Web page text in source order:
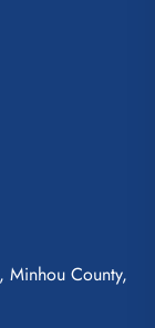
Minhou County,